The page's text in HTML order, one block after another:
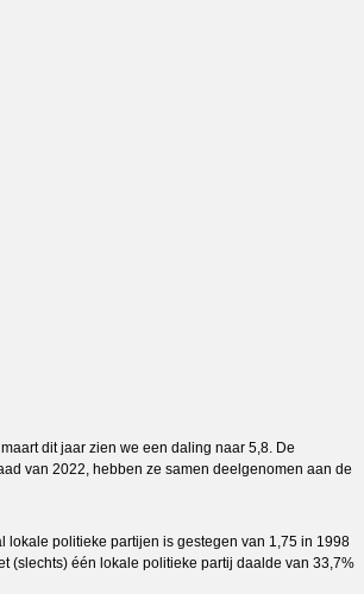
dit jaar zien we een daling naar 5,8. De
van 2022, hebben ze samen deelgenomen aan de
lokale politieke partijen is gestegen van 1,75 in 1998
(slechts) één lokale politieke partij daalde van 33,7%